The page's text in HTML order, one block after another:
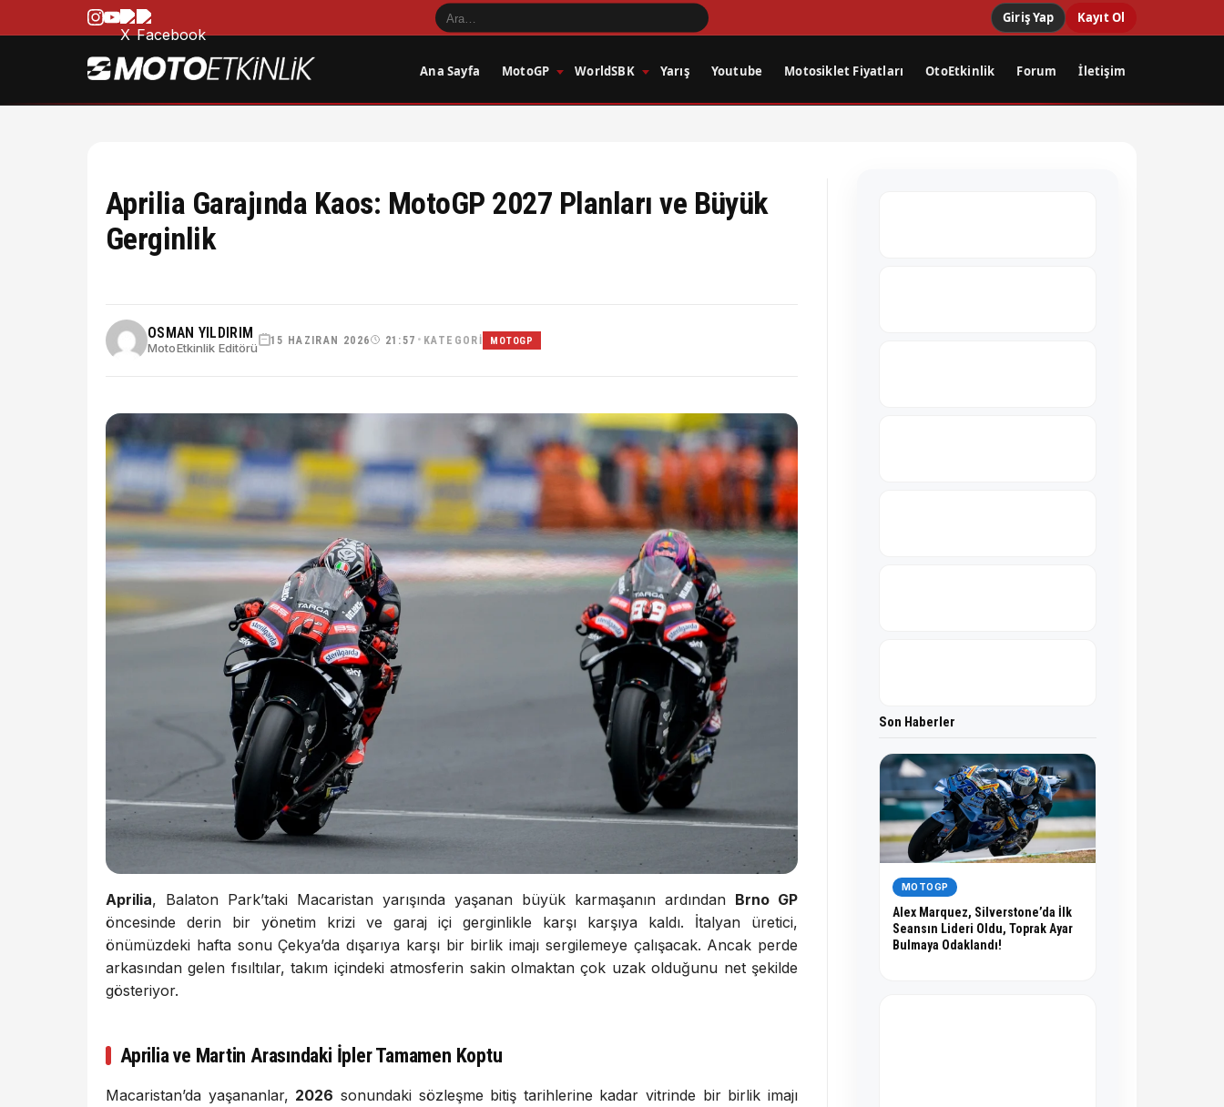
Giriş Yap Kayıt Ol
Ana Sayfa MotoGP WorldSBK Yarış Youtube Motosiklet Fiyatları OtoEtkinlik Forum İletişim
Aprilia Garajında Kaos: MotoGP 2027 Planları ve Büyük
Gerginlik
OSMAN YILDIRIM
MotoEtkinlik Editörü
15 HAZIRAN 2026 21:57 • KATEGORI MOTOGP
Aprilia, Balaton Park’taki Macaristan yarışında yaşanan büyük karmaşanın ardından Brno GP
öncesinde derin bir yönetim krizi ve garaj içi gerginlikle karşı karşıya kaldı. İtalyan üretici,
önümüzdeki hafta sonu Çekya’da dışarıya karşı bir birlik imajı sergilemeye çalışacak. Ancak perde
arkasından gelen fısıltılar, takım içindeki atmosferin sakin olmaktan çok uzak olduğunu net şekilde
gösteriyor.
Aprilia ve Martin Arasındaki İpler Tamamen Koptu
Macaristan’da yaşananlar, 2026 sonundaki sözleşme bitiş tarihlerine kadar vitrinde bir birlik imajı
Son Haberler
MOTOGP
Alex Marquez, Silverstone’da İlk
Seansın Lideri Oldu, Toprak Ayar
Bulmaya Odaklandı!